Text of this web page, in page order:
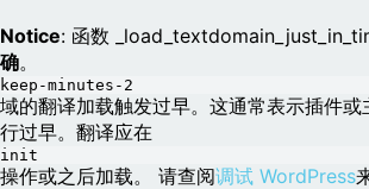
Notice: 函数
确。
keep-minutes-2
域的翻译加载触发过早。这通常表示插件或
行过早。翻译应在
init
操作或之后加载。 请查阅调试 WordPress